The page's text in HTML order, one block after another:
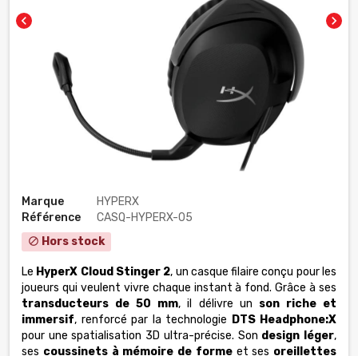
chevron_left chevron_right
Marque
HYPERX
Référence
CASQ-HYPERX-05
block Hors stock
Le HyperX Cloud Stinger 2, un casque filaire conçu pour les
joueurs qui veulent vivre chaque instant à fond. Grâce à ses
transducteurs de 50 mm, il délivre un son riche et
immersif, renforcé par la technologie DTS Headphone:X
pour une spatialisation 3D ultra-précise. Son design léger,
ses coussinets à mémoire de formeet ses oreillettes